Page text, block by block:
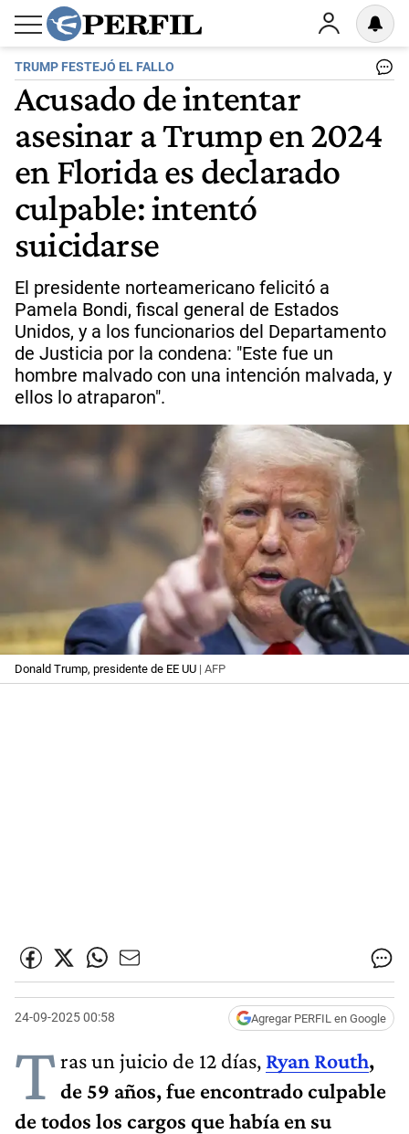
TRUMP FESTEJÓ EL FALLO
Acusado de intentar
asesinar a Trump en 2024
en Florida es declarado
culpable: intentó
suicidarse
El presidente norteamericano felicitó a
Pamela Bondi, fiscal general de Estados
Unidos, y a los funcionarios del Departamento
de Justicia por la condena: "Este fue un
hombre malvado con una intención malvada, y
ellos lo atraparon".
Donald Trump, presidente de EE UU | AFP
24-09-2025 00:58 Agregar PERFIL en Google
Tras un juicio de 12 días, Ryan Routh,
de 59 años, fue encontrado culpable
de todos los cargos que había en su